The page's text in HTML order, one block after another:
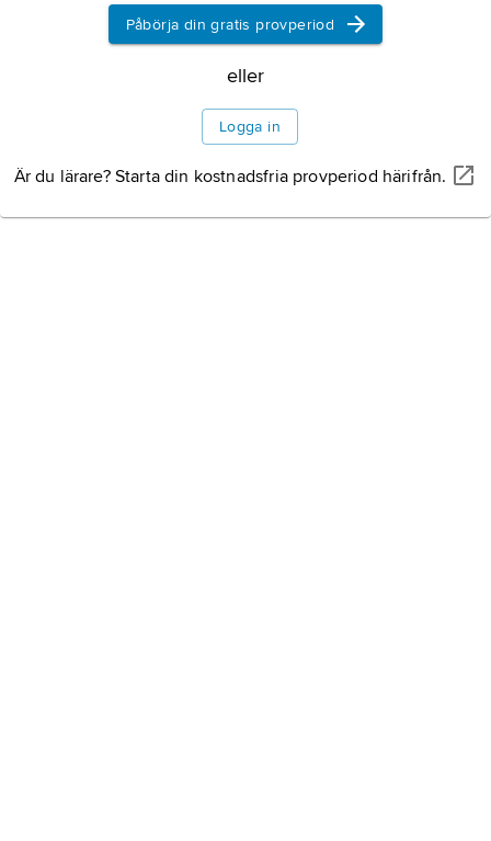
Påbörja din gratis provperiod
eller
Logga in
Är du lärare? Starta din kostnadsfria provperiod härifrån.